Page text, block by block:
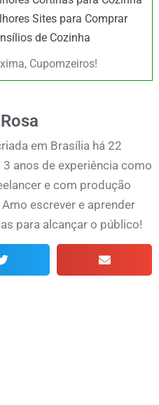
Sites para Comprar
de Cozinha
Cupomzeiros!
em Brasília há 22
3 anos de experiência como
e com produção
escrever e aprender
para alcançar o público!